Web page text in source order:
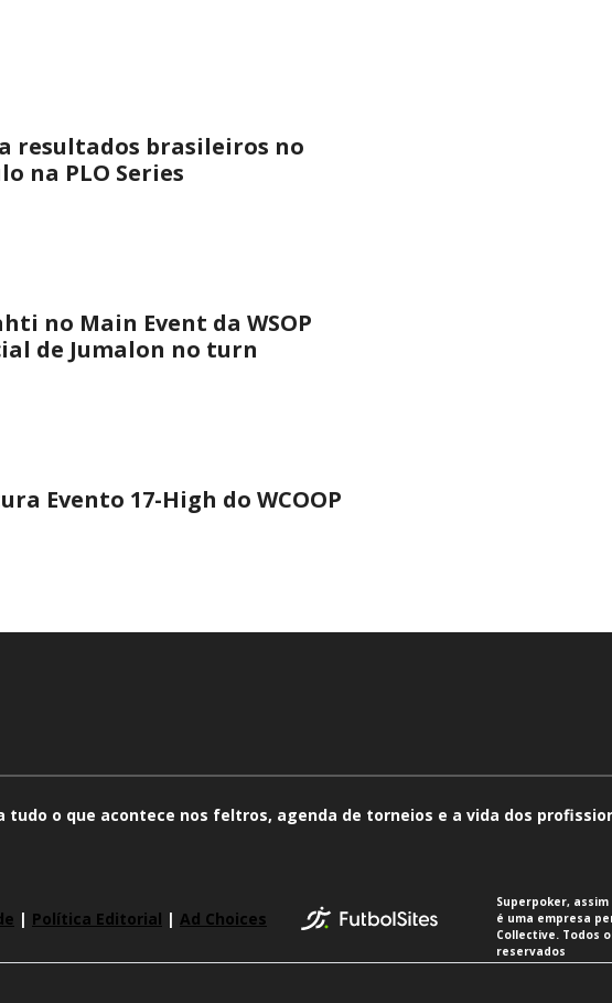
resultados brasileiros no
na PLO Series
no Main Event da WSOP
de Jumalon no turn
Evento 17-High do WCOOP
tudo o que acontece nos feltros, agenda de torneios e a vida dos
| Política Editorial | Ad Choices
Superpoker,
é uma empresa
Collective. Todos
reservados